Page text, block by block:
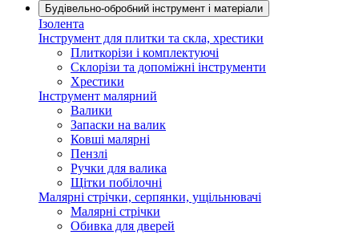
Будівельно-обробний інструмент і матеріали
Ізолента
Інструмент для плитки та скла, хрестики
Плиткорізи і комплектуючі
Склорізи та допоміжні інструменти
Хрестики
Інструмент малярний
Валики
Запаски на валик
Ковші малярні
Пензлі
Ручки для валика
Щітки побілочні
Малярні стрічки, серпянки, ущільнювачі
Малярні стрічки
Обивка для дверей